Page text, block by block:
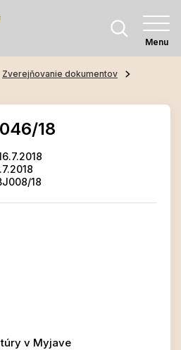
Menu
Zverejňovanie dokumentov
18
18
v Myjave